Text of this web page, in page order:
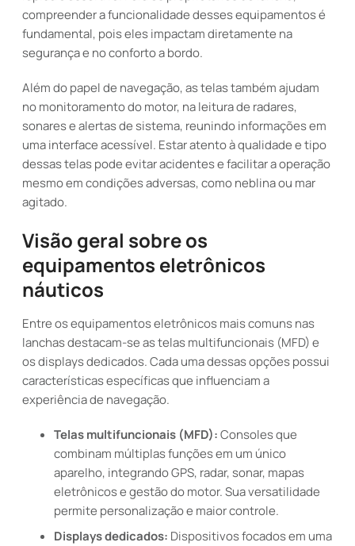
compreender a funcionalidade desses equipamentos é
fundamental, pois eles impactam diretamente na
segurança e no conforto a bordo.
Além do papel de navegação, as telas também ajudam
no monitoramento do motor, na leitura de radares,
sonares e alertas de sistema, reunindo informações em
uma interface acessível. Estar atento à qualidade e tipo
dessas telas pode evitar acidentes e facilitar a operação
mesmo em condições adversas, como neblina ou mar
agitado.
Visão geral sobre os
equipamentos eletrônicos
náuticos
Entre os equipamentos eletrônicos mais comuns nas
lanchas destacam-se as telas multifuncionais (MFD) e
os displays dedicados. Cada uma dessas opções possui
características específicas que influenciam a
experiência de navegação.
Telas multifuncionais (MFD):Consoles que
combinam múltiplas funções em um único
aparelho, integrando GPS, radar, sonar, mapas
eletrônicos e gestão do motor. Sua versatilidade
permite personalização e maior controle.
Displays dedicados: Dispositivos focados em uma